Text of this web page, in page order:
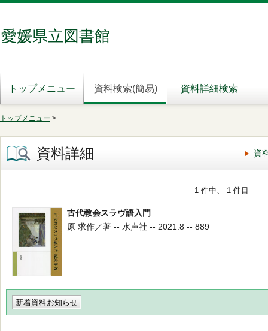
愛媛県立図書館
トップメニュー 資料検索(簡易) 資料詳細検索
トップメニュー >
資料詳細 資
1 件中、 1 件目
古代教会スラヴ語入門
原 求作／著 -- 水声社 -- 2021.8 -- 889
新着資料お知らせ